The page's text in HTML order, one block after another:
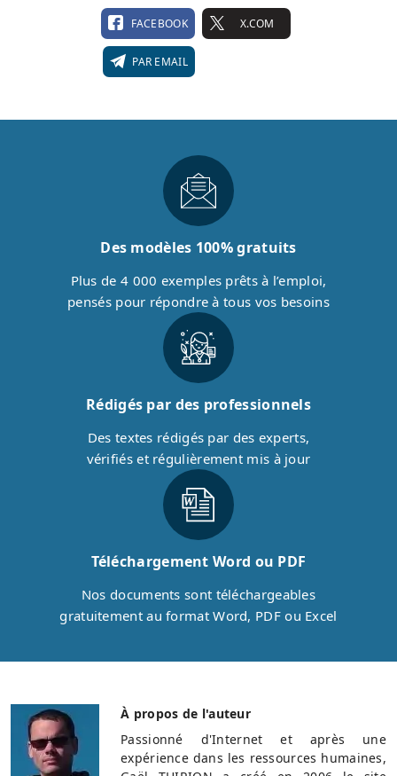
FACEBOOK X.COM
PAR EMAIL
Des modèles 100% gratuits
Plus de 4 000 exemples prêts à l’emploi,
pensés pour répondre à tous vos besoins
Rédigés par des professionnels
Des textes rédigés par des experts,
vérifiés et régulièrement mis à jour
Téléchargement Word ou PDF
Nos documents sont téléchargeables
gratuitement au format Word, PDF ou Excel
À propos de l'auteur
Passionné d'Internet et après une
expérience dans les ressources humaines,